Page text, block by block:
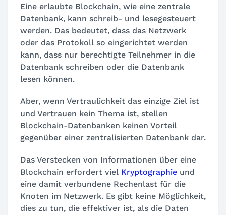
Eine erlaubte Blockchain, wie eine zentrale
Datenbank, kann schreib- und lesegesteuert
werden. Das bedeutet, dass das Netzwerk
oder das Protokoll so eingerichtet werden
kann, dass nur berechtigte Teilnehmer in die
Datenbank schreiben oder die Datenbank
lesen können.
Aber, wenn Vertraulichkeit das einzige Ziel ist
und Vertrauen kein Thema ist, stellen
Blockchain-Datenbanken keinen Vorteil
gegenüber einer zentralisierten Datenbank dar.
Das Verstecken von Informationen über eine
Blockchain erfordert viel Kryptographie und
eine damit verbundene Rechenlast für die
Knoten im Netzwerk. Es gibt keine Möglichkeit,
dies zu tun, die effektiver ist, als die Daten